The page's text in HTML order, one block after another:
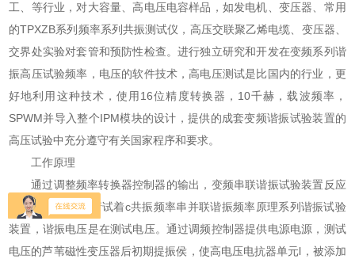
工、等行业，对大容量、高电压电容样品，如发电机、变压器、常用
的TPXZB系列频率系列共振测试仪，高压交联聚乙烯电缆、变压器、
交界处实验对套管和预防性检查。进行独立研究和开发在变频系列谐
振高压试验频率，电压的软件技术，高电压测试是比国内的行业，更
好地利用这种技术，使用16位精度转换器，10千赫，载波频率，
SPWM并导入整个IPM模块的设计，提供的成套变频谐振试验装置的
高压试验中充分遵守有关国家程序和要求。
工作原理
通过调整频率转换器控制器的输出，变频串联谐振试验装置反应
器的电路电感l，请试着c共振频率串并联谐振频率原理系列谐振试验
装置，谐振电压是在测试电压。通过调频控制器提供电源电源，测试
电压的芦苇磁性变压器后初期提振侯，使高电压电抗器单元l，被添加